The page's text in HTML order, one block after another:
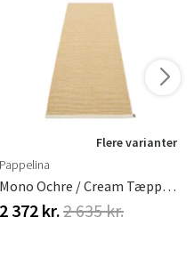
Flere varianter
Pappelina
Mono Ochre / Cream Tæppe 85 X 260 Cm
2 372 kr.2 635 kr.